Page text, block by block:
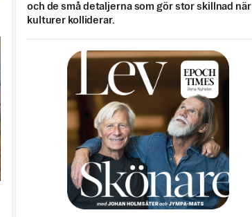
och de små detaljerna som gör stor skillnad när
kulturer kolliderar.